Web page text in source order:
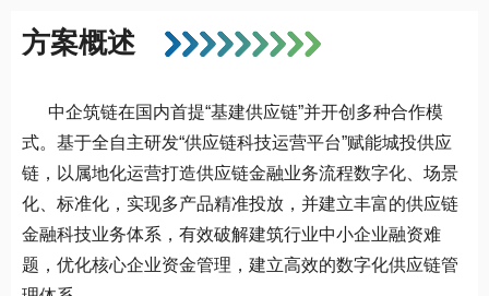
方案概述
中企筑链在国内首提“基建供应链”并开创多种合作模
式。基于全自主研发“供应链科技运营平台”赋能城投供应
链，以属地化运营打造供应链金融业务流程数字化、场景
化、标准化，实现多产品精准投放，并建立丰富的供应链
金融科技业务体系，有效破解建筑行业中小企业融资难
题，优化核心企业资金管理，建立高效的数字化供应链管